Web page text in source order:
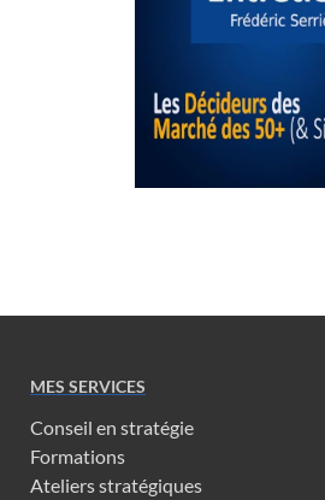
MES SERVICES
Conseil en stratégie
Formations
Ateliers stratégiques